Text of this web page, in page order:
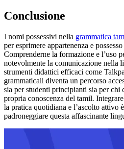
Conclusione
I nomi possessivi nella grammatica
per esprimere appartenenza e
Comprenderne la formazione e l’uso
notevolmente la comunicazione nella
strumenti didattici efficaci come
grammaticali diventa un percorso
sia per studenti principianti sia per chi
propria conoscenza del tamil.
la pratica quotidiana e l’ascolto attivo
padroneggiare questa affascinante